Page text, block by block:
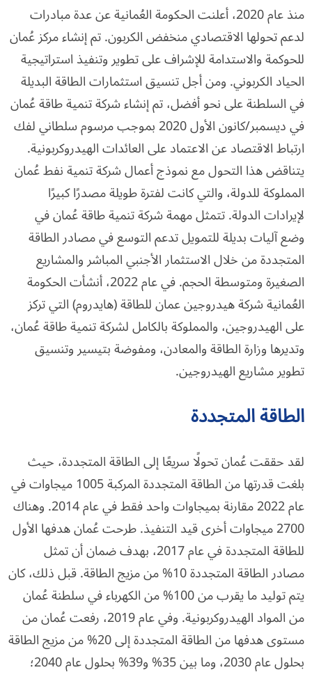
منذ عام 2020، أعلنت الحكومة العُمانية عن عدة مبادرات
لدعم تحولها الاقتصادي منخفض الكربون. تم إنشاء مركز عُمان
للحوكمة والاستدامة للإشراف على تطوير وتنفيذ استراتيجية
الحياد الكربوني. ومن أجل تنسيق استثمارات الطاقة البديلة
في السلطنة على نحو أفضل، تم إنشاء شركة تنمية طاقة عُمان
في ديسمبر/كانون الأول 2020 بموجب مرسوم سلطاني لفك
ارتباط الاقتصاد عن الاعتماد على العائدات الهيدروكربونية.
يتناقض هذا التحول مع نموذج أعمال شركة تنمية نفط عُمان
المملوكة للدولة، والتي كانت لفترة طويلة مصدرًا كبيرًا
لإيرادات الدولة. تتمثل مهمة شركة تنمية طاقة عُمان في
وضع آليات بديلة للتمويل تدعم التوسع في مصادر الطاقة
المتجددة من خلال الاستثمار الأجنبي المباشر والمشاريع
الصغيرة ومتوسطة الحجم. في عام 2022، أنشأت الحكومة
العُمانية شركة هيدروجين عمان للطاقة (هايدروم) التي تركز
على الهيدروجين، والمملوكة بالكامل لشركة تنمية طاقة عُمان،
وتديرها وزارة الطاقة والمعادن، ومفوضة بتيسير وتنسيق
تطوير مشاريع الهيدروجين.
الطاقة المتجددة
لقد حققت عُمان تحولًا سريعًا إلى الطاقة المتجددة، حيث
بلغت قدرتها من الطاقة المتجددة المركبة 1005 ميجاوات في
عام 2022 مقارنة بميجاوات واحد فقط في عام 2014. وهناك
2700 ميجاوات أخرى قيد التنفيذ. طرحت عُمان هدفها الأول
للطاقة المتجددة في عام 2017، بهدف ضمان أن تمثل
مصادر الطاقة المتجددة 10% من مزيج الطاقة. قبل ذلك، كان
يتم توليد ما يقرب من 100% من الكهرباء في سلطنة عُمان
من المواد الهيدروكربونية. وفي عام 2019، رفعت عُمان من
مستوى هدفها من الطاقة المتجددة إلى 20% من مزيج الطاقة
بحلول عام 2030، وما بين 35% و39% بحلول عام 2040؛